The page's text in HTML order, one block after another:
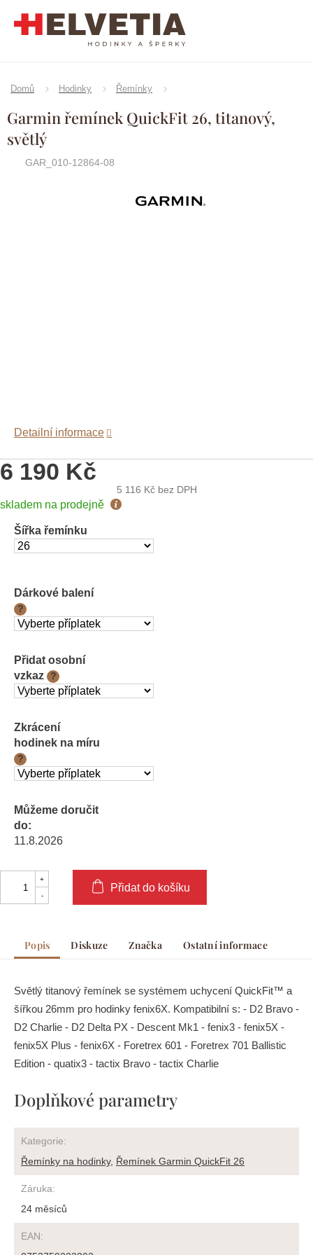
Domů Hodinky Řemínky
Garmin řemínek QuickFit 26, titanový,
světlý
GAR_010-12864-08
Značka:Garmin
6 190 Kč
5 116 Kčbez DPH
Měrná
skladem na prodejně
Šířka řemínku
Dárkové balení
?
Přidat osobní
vzkaz
?
Zkrácení
hodinek na míru
?
Můžeme doručit
do:
11.8.2026
Přidat do košíku
Detailní informace
Popis Diskuze Značka Ostatní informace
Světlý titanový řemínek se systémem uchycení QuickFit™ a
šířkou 26mm pro hodinky fenix6X. Kompatibilní s: - D2 Bravo -
D2 Charlie - D2 Delta PX - Descent Mk1 - fenix3 - fenix5X -
fenix5X Plus - fenix6X - Foretrex 601 - Foretrex 701 Ballistic
Edition - quatix3 - tactix Bravo - tactix Charlie
Doplňkové parametry
Kategorie:
Řemínky na hodinky, Řemínek Garmin QuickFit 26
Záruka:
24 měsíců
EAN: